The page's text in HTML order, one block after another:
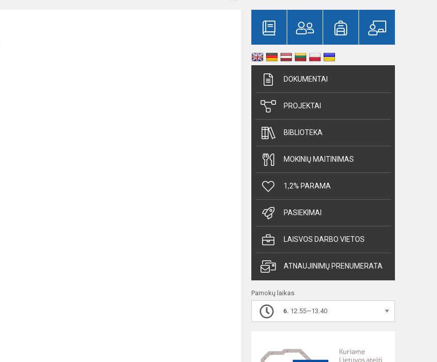
DOKUMENTAI
PROJEKTAI
BIBLIOTEKA
MOKINIŲ MAITINIMAS
1,2% PARAMA
PASIEKIMAI
LAISVOS DARBO VIETOS
ATNAUJINIMŲ PRENUMERATA
Pamokų laikas
6. 12.55—13.40